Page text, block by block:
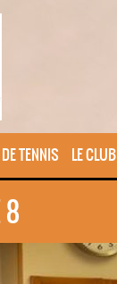
TENNIS LE CLUB
8